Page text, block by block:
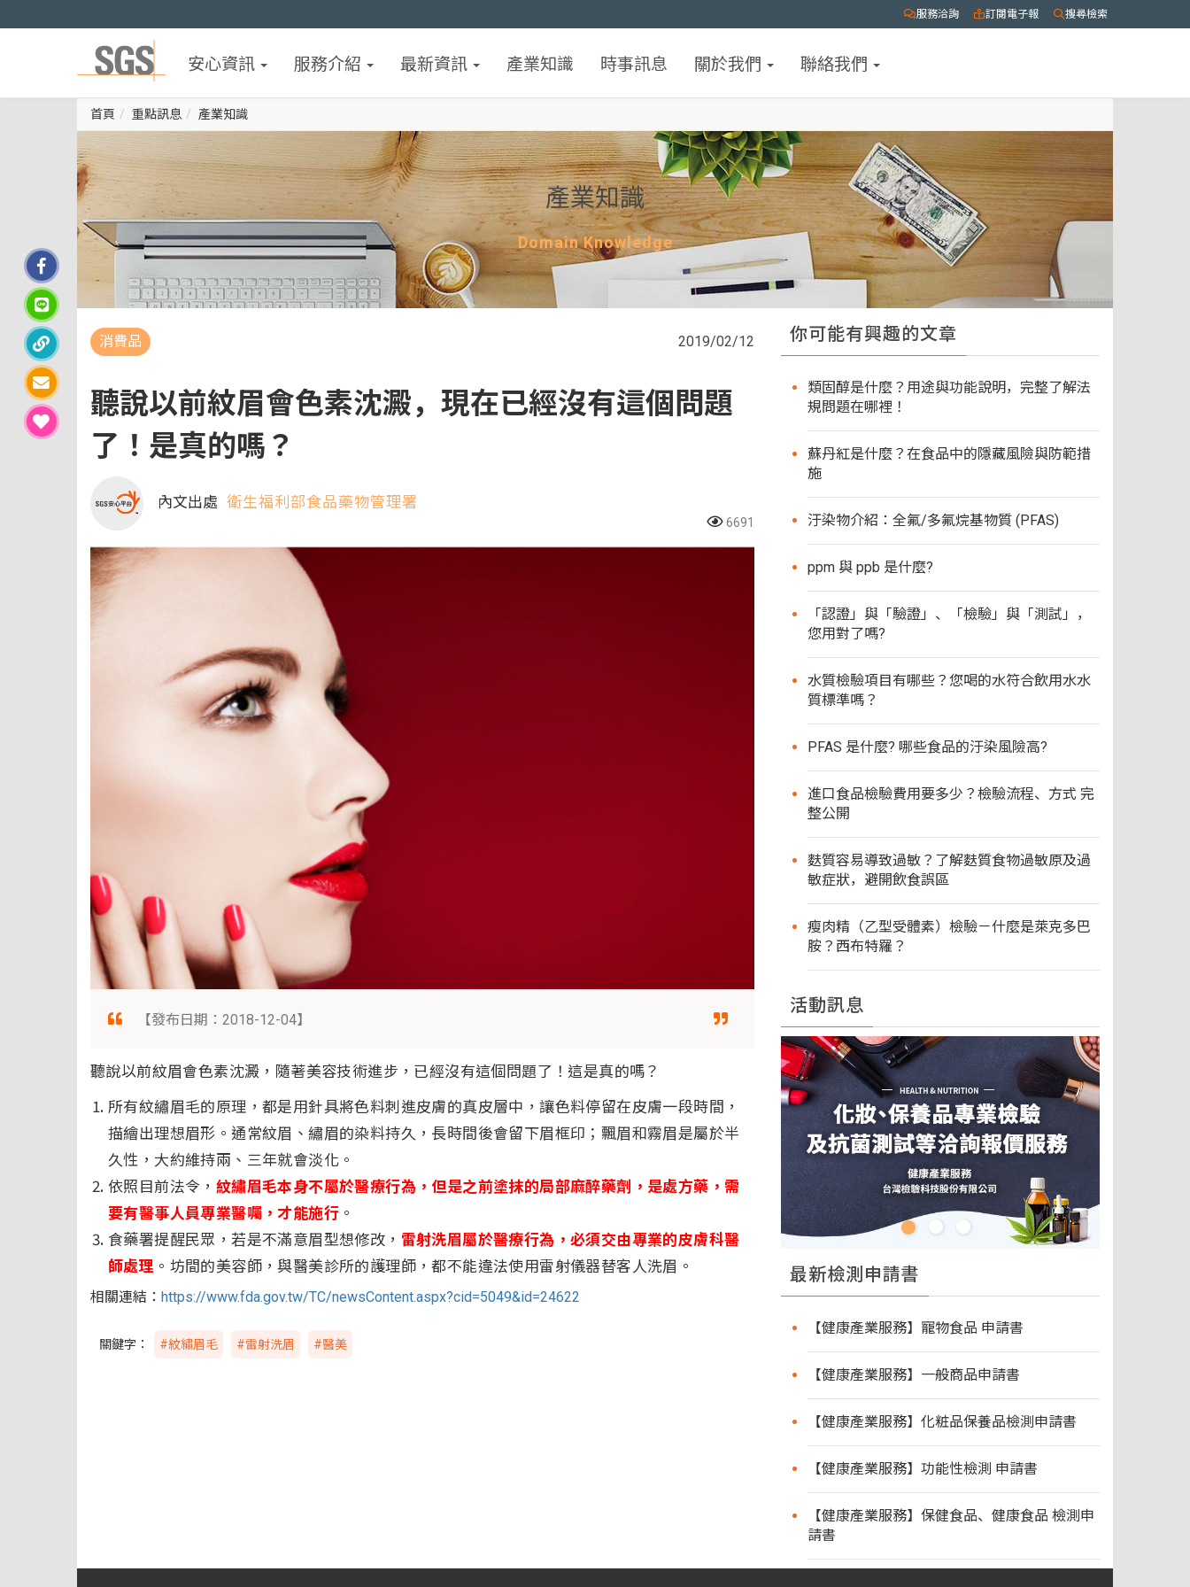
服務洽詢 訂閱電子報 搜尋檢索
安心資訊 服務介紹 最新資訊 產業知識 時事訊息 關於我們 聯絡我們
首頁 重點訊息 產業知識
產業知識
Domain Knowledge
消費品 2019/02/12
聽說以前紋眉會色素沈澱，現在已經沒有這個問題
了！是真的嗎？
內文出處 衛生福利部食品藥物管理署
6691
【發布日期：2018-12-04】
聽說以前紋眉會色素沈澱，隨著美容技術進步，已經沒有這個問題了！這是真的嗎？
所有紋繡眉毛的原理，都是用針具將色料刺進皮膚的真皮層中，讓色料停留在皮膚一段時間，
描繪出理想眉形。通常紋眉、繡眉的染料持久，長時間後會留下眉框印；飄眉和霧眉是屬於半
久性，大約維持兩、三年就會淡化。
依照目前法令， 紋繡眉毛本身不屬於醫療行為，但是之前塗抹的局部麻醉藥劑，是處方藥，需
要有醫事人員專業醫囑，才能施行 。
食藥署提醒民眾，若是不滿意眉型想修改， 雷射洗眉屬於醫療行為，必須交由專業的皮膚科醫
師處理 。坊間的美容師，與醫美診所的護理師，都不能違法使用雷射儀器替客人洗眉。
相關連結： https://www.fda.gov.tw/TC/newsContent.aspx?cid=5049&id=24622
關鍵字： #紋繡眉毛 #雷射洗眉 #醫美
你可能有興趣的文章
類固醇是什麼？用途與功能說明，完整了解法
規問題在哪裡！
蘇丹紅是什麼？在食品中的隱藏風險與防範措
施
汙染物介紹：全氟/多氟烷基物質 (PFAS)
ppm 與 ppb 是什麼?
「認證」與「驗證」、「檢驗」與「測試」，
您用對了嗎?
水質檢驗項目有哪些？您喝的水符合飲用水水
質標準嗎？
PFAS 是什麼? 哪些食品的汙染風險高?
進口食品檢驗費用要多少？檢驗流程、方式 完
整公開
麩質容易導致過敏？了解麩質食物過敏原及過
敏症狀，避開飲食誤區
瘦肉精（乙型受體素）檢驗－什麼是萊克多巴
胺？西布特羅？
活動訊息
最新檢測申請書
【健康產業服務】寵物食品 申請書
【健康產業服務】一般商品申請書
【健康產業服務】化粧品保養品檢測申請書
【健康產業服務】功能性檢測 申請書
【健康產業服務】保健食品、健康食品 檢測申
請書